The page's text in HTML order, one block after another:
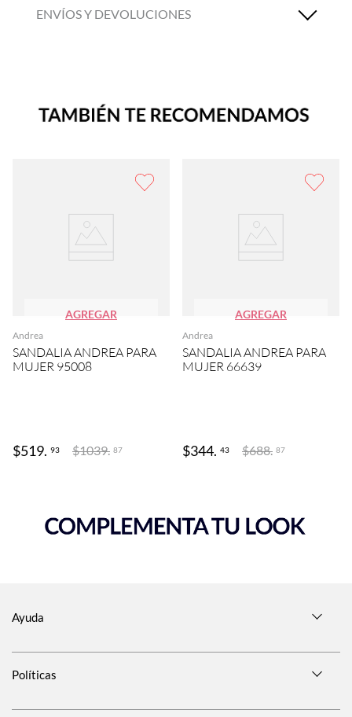
ENVÍOS Y DEVOLUCIONES
AGREGAR
Andrea
SANDALIA ANDREA PARA
MUJER 95008
$519. 93 $1039. 87
AGREGAR
Andrea
SANDALIA ANDREA PARA
MUJER 66639
$344. 43 $688. 87
Ayuda
Políticas